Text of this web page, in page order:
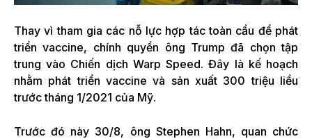
Thay vì tham gia các nỗ lực hợp tác toàn cầu để phát
triển vaccine, chính quyền ông Trump đã chọn tập
trung vào Chiến dịch Warp Speed. Đây là kế hoạch
nhằm phát triển vaccine và sản xuất 300 triệu liều
trước tháng 1/2021 của Mỹ.
Trước đó này 30/8, ông Stephen Hahn, quan chức